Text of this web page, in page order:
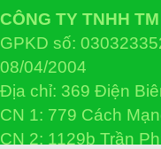
CÔNG TY TNHH
GPKD số:
08/04/2004
Địa chỉ: 369 Điện
CN 1: 779 Cách
CN 2: 1129b Trần